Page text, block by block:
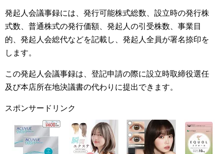
発起人会議事録には、発行可能株式総数、設立時の発行株
式数、普通株式の発行価額、発起人の引受株数、事業目
的、発起人会総代などを記載し、発起人全員が署名捺印を
します。
この発起人会議事録は、登記申請の際に設立時取締役選任
及び本店所在地決議書の代わりに提出できます。
スポンサードリンク